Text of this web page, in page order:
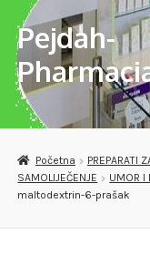
Preskoči
na
navigaciju
Skoči
do
sadržaja
Pejdah-
Naslovnica
MEDICINSKA POMAGALA
Početna
PREPARATI
SAMOLIJEČENJE
UMOR I
maltodextrin-6-prašak